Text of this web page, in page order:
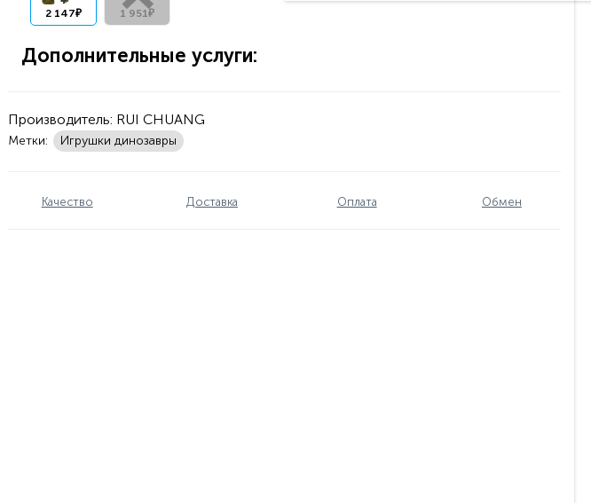
2 147₽ 1 951₽
Дополнительные услуги:
Производитель: RUI CHUANG
Метки: Игрушки динозавры
Качество Доставка Оплата Обмен